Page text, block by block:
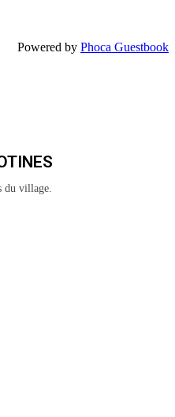
Powered by Phoca Guestbook
du village.